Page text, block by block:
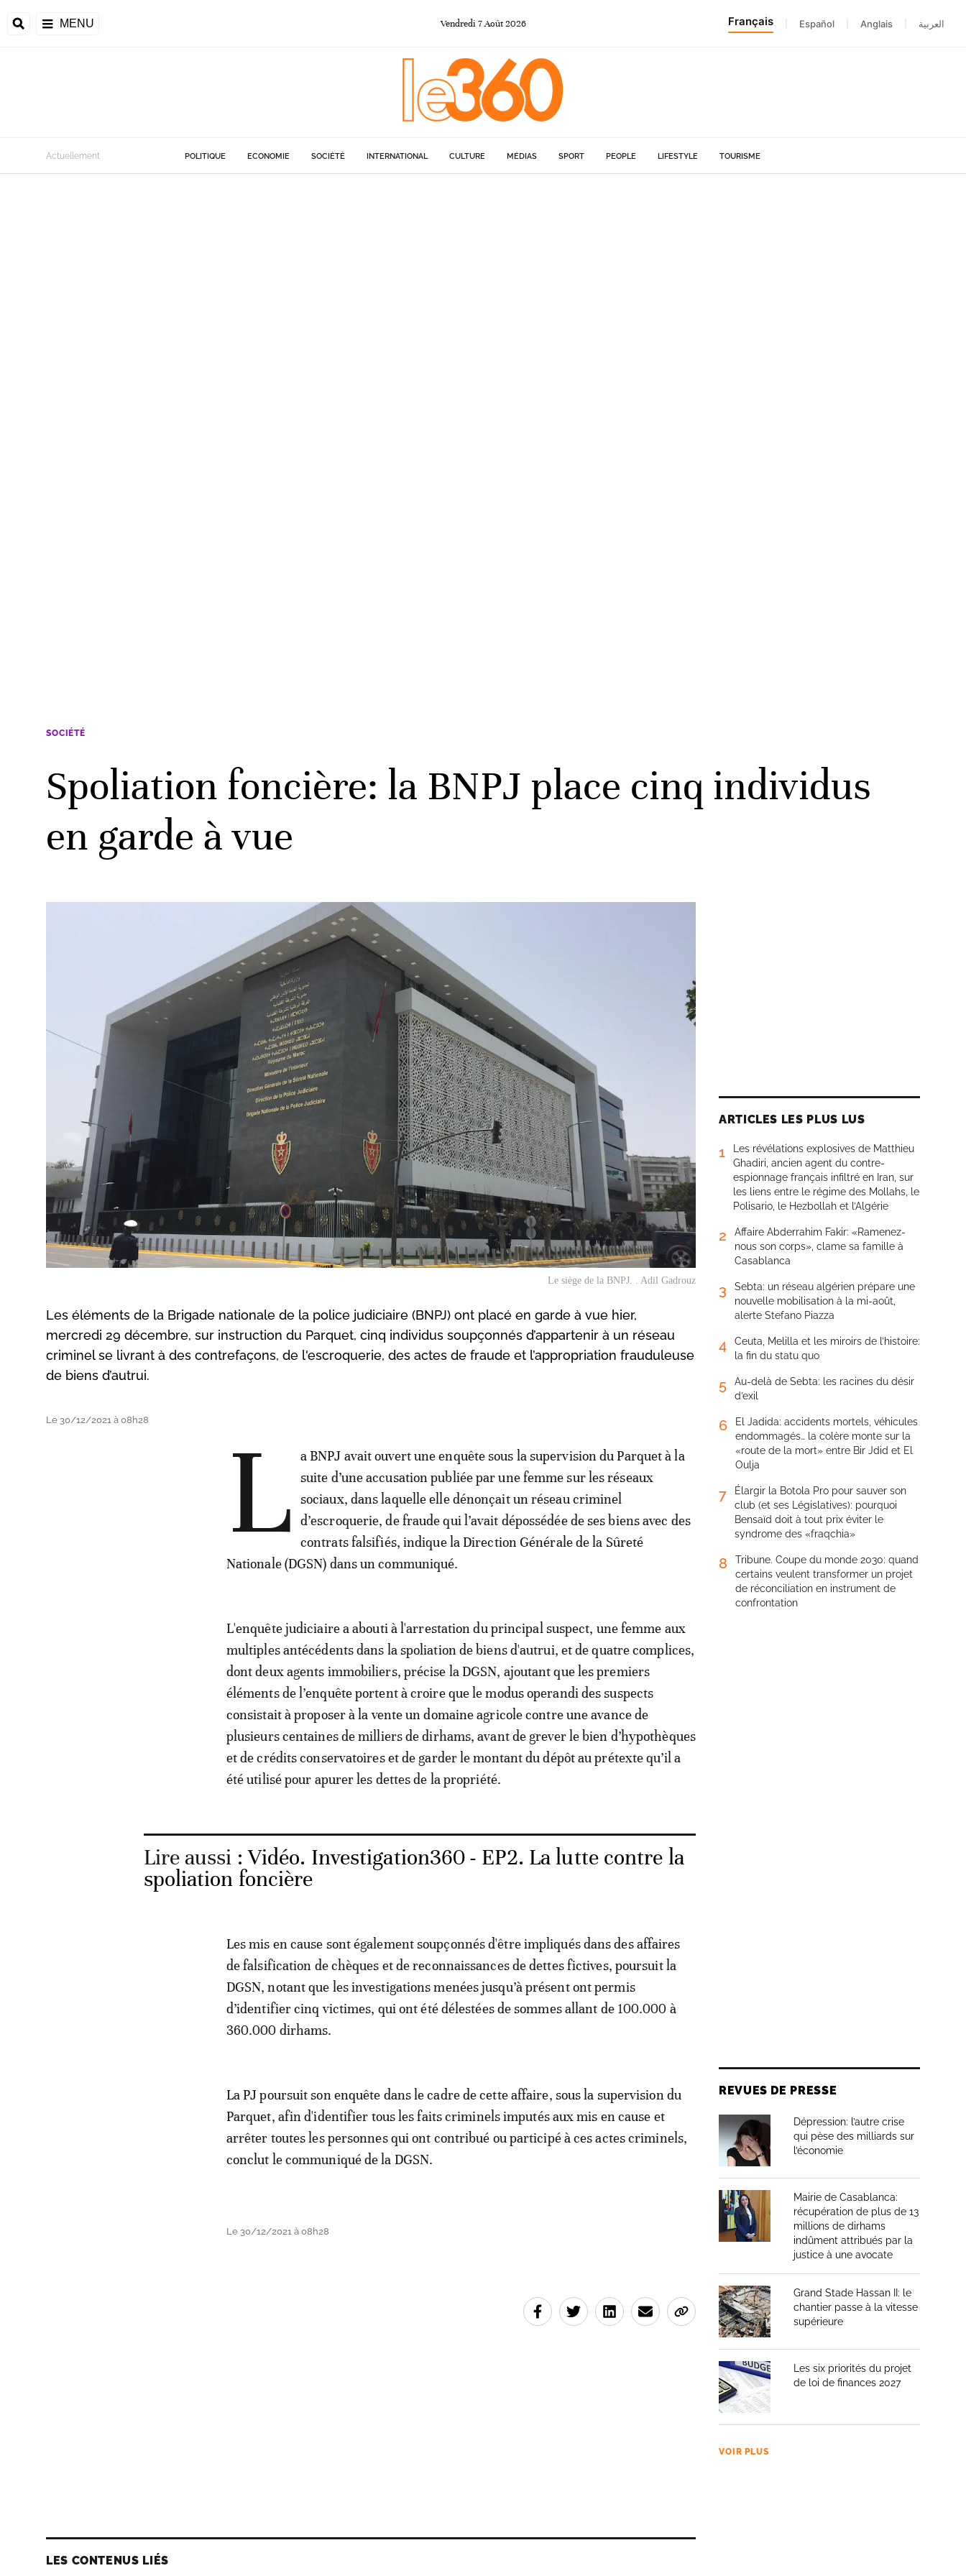
MENU Vendredi 7Août 2026 Français Español Anglais العربية
Actuellement POLITIQUE ECONOMIE SOCIÉTÉ INTERNATIONAL CULTURE MÉDIAS SPORT PEOPLE LIFESTYLE TOURISME
SOCIÉTÉ
Spoliation foncière: la BNPJ place cinq individus
en garde à vue
Le siège de la BNPJ. . Adil Gadrouz
Les éléments de la Brigade nationale de la police judiciaire (BNPJ) ont placé en garde à vue hier,
mercredi 29 décembre, sur instruction du Parquet, cinq individus soupçonnés d’appartenir à un réseau
criminel se livrant à des contrefaçons, de l'escroquerie, des actes de fraude et l’appropriation frauduleuse
de biens d’autrui.
Le 30/12/2021 à 08h28 L
a BNPJ avait ouvert une enquête sous la supervision du Parquet à la
suite d’une accusation publiée par une femme sur les réseaux
sociaux, dans laquelle elle dénonçait un réseau criminel
d’escroquerie, de fraude qui l’avait dépossédée de ses biens avec des
contrats falsifiés, indique la Direction Générale de la Sûreté
Nationale (DGSN) dans un communiqué.
L'enquête judiciaire a abouti à l'arrestation du principal suspect, une femme aux
multiples antécédents dans la spoliation de biens d'autrui, et de quatre complices,
dont deux agents immobiliers, précise la DGSN, ajoutant que les premiers
éléments de l’enquête portent à croire que le modus operandi des suspects
consistait à proposer à la vente un domaine agricole contre une avance de
plusieurs centaines de milliers de dirhams, avant de grever le bien d’hypothèques
et de crédits conservatoires et de garder le montant du dépôt au prétexte qu’il a
été utilisé pour apurer les dettes de la propriété.
Lire aussi :Vidéo. Investigation360 - EP2. La lutte contre la
spoliation foncière
Les mis en cause sont également soupçonnés d'être impliqués dans des affaires
de falsification de chèques et de reconnaissances de dettes fictives, poursuit la
DGSN, notant que les investigations menées jusqu’à présent ont permis
d’identifier cinq victimes, qui ont été délestées de sommes allant de 100.000 à
360.000 dirhams.
La PJ poursuit son enquête dans le cadre de cette affaire, sous la supervision du
Parquet, afin d'identifier tous les faits criminels imputés aux mis en cause et
arrêter toutes les personnes qui ont contribué ou participé à ces actes criminels,
conclut le communiqué de la DGSN.
Le 30/12/2021 à 08h28
LES CONTENUS LIÉS
ARTICLES LES PLUS LUS
1
Les révélations explosives de Matthieu
Ghadiri, ancien agent du contre-
espionnage français infiltré en Iran, sur
les liens entre le régime des Mollahs, le
Polisario, le Hezbollah et l’Algérie
2
Affaire Abderrahim Fakir: «Ramenez-
nous son corps», clame sa famille à
Casablanca
3
Sebta: un réseau algérien prépare une
nouvelle mobilisation à la mi-août,
alerte Stefano Piazza
4
Ceuta, Melilla et les miroirs de l’histoire:
la fin du statu quo
5
Au-delà de Sebta: les racines du désir
d’exil
6
El Jadida: accidents mortels, véhicules
endommagés… la colère monte sur la
«route de la mort» entre Bir Jdid et El
Oulja
7
Élargir la Botola Pro pour sauver son
club (et ses Législatives): pourquoi
Bensaïd doit à tout prix éviter le
syndrome des «fraqchia»
8
Tribune. Coupe du monde 2030: quand
certains veulent transformer un projet
de réconciliation en instrument de
confrontation
REVUES DE PRESSE
Dépression: l’autre crise
qui pèse des milliards sur
l’économie
Mairie de Casablanca:
récupération de plus de 13
millions de dirhams
indûment attribués par la
justice à une avocate
Grand Stade Hassan II: le
chantier passe à la vitesse
supérieure
Les six priorités du projet
de loi de finances 2027
VOIR PLUS